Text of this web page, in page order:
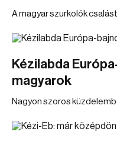
A magyar szurkolók
Kézilabda
magyarok
Nagyon szoros